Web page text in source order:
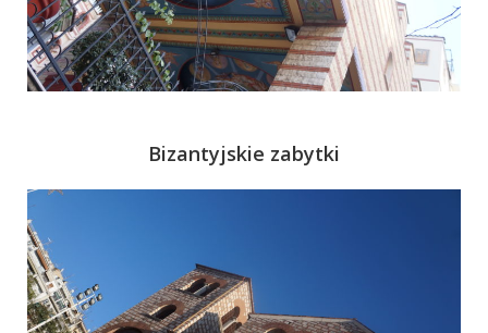
Bizantyjskie zabytki